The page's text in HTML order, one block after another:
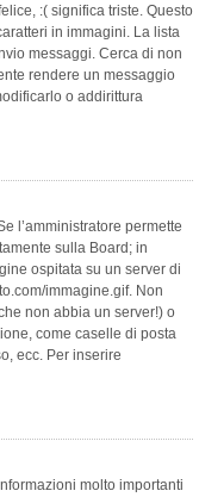
:( significa triste. Questo
in immagini. La lista
messaggi. Cerca di non
rendere un messaggio
o addirittura
l’amministratore permette
sulla Board; in
ospitata su un server di
immagine.gif. Non
non abbia un server!) o
come caselle di posta
ecc. Per inserire
molto importanti